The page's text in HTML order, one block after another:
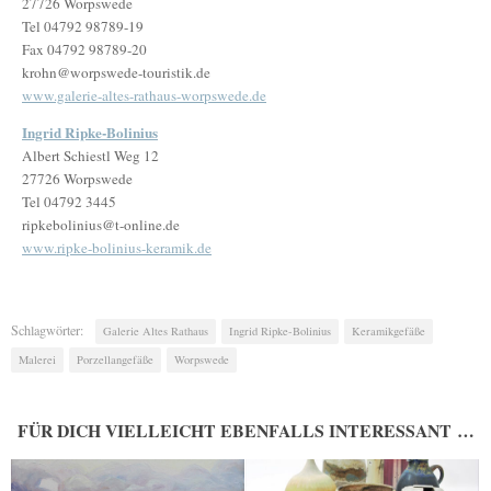
Tel 04792 98789-19
Fax 04792 98789-20
krohn@worpswede-touristik.de
www.galerie-altes-rathaus-worpswede.de
Ingrid Ripke-Bolinius
Albert Schiestl Weg 12
27726 Worpswede
Tel 04792 3445
ripkebolinius@t-online.de
www.ripke-bolinius-keramik.de
Schlagwörter: Galerie Altes Rathaus Ingrid Ripke-Bolinius
Keramikgefäße
Malerei
Porzellangefäße Worpswede
FÜR DICH VIELLEICHT EBENFALLS INTERESSANT …